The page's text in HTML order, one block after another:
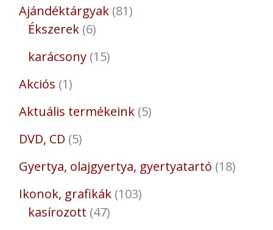
Ajándéktárgyak 81
Ékszerek 6
karácsony 15
Akciós 1
Aktuális termékeink 5
DVD, CD 5
Gyertya, olajgyertya, gyertyatartó 18
Ikonok, grafikák 103
kasírozott 47